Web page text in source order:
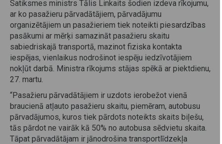
Satiksmes ministrs Tālis Linkaits šodien izdeva rīkojumu,
ar ko pasažieru pārvadātājiem, pārvadājumu
organizētājiem un pasažieriem tiek noteikti piesardzības
pasākumi ar mērķi samazināt pasažieru skaitu
sabiedriskajā transportā, mazinot fiziska kontakta
iespējas, vienlaikus nodrošinot iespēju iedzīvotājiem
nokļūt darbā. Ministra rīkojums stājas spēkā ar piektdienu,
27. martu.
“Pasažieru pārvadātājiem ir uzdots ierobežot vienā
braucienā atļauto pasažieru skaitu, piemēram, autobusu
pārvadājumos, kuros tiek pārdots noteikts skaits biļešu,
tās pārdot ne vairāk kā 50% no autobusa sēdvietu skaita.
Tāpat pārvadātājam ir jānodrošina transportlīdzekļa